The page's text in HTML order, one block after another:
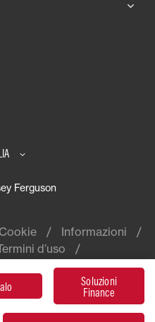
Soluzioni
Finance
Ferguson
Cookie
Informazioni
d’uso
è un marchio
AGCO